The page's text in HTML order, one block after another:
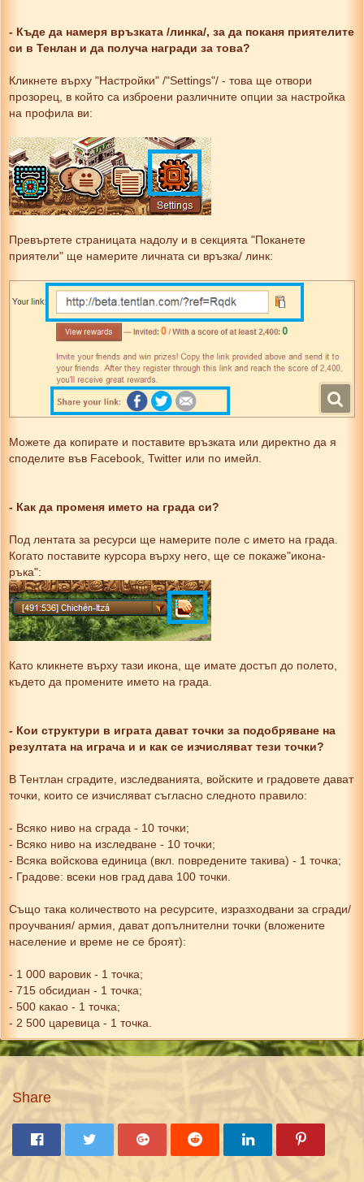
- Къде да намеря връзката /линка/, за да поканя приятелите
си в Тенлан и да получа награди за това?
Кликнете върху "Настройки" /"Settings"/ - това ще отвори
прозорец, в който са изброени различните опции за настройка
на профила ви:
Превъртете страницата надолу и в секцията "Поканете
приятели" ще намерите личната си връзка/ линк:
Можете да копирате и поставите връзката или директно да я
споделите във Facebook, Twitter или по имейл.
- Как да променя името на града си?
Под лентата за ресурси ще намерите поле с името на града.
Когато поставите курсора върху него, ще се покаже"икона-
ръка":
Като кликнете върху тази икона, ще имате достъп до полето,
където да промените името на града.
- Кои структури в играта дават точки за подобряване на
резултата на играча и и как се изчисляват тези точки?
В Тентлан сградите, изследванията, войските и градовете дават
точки, които се изчисляват съгласно следното правило:
- Всяко ниво на сграда - 10 точки;
- Всяко ниво на изследване - 10 точки;
- Всяка войскова единица (вкл. повредените такива) - 1 точка;
- Градове: всеки нов град дава 100 точки.
Също така количеството на ресурсите, изразходвани за сгради/
проучвания/ армия, дават допълнителни точки (вложените
население и време не се броят):
- 1 000 варовик - 1 точка;
- 715 обсидиан - 1 точка;
- 500 какао - 1 точка;
- 2 500 царевица - 1 точка.
Share